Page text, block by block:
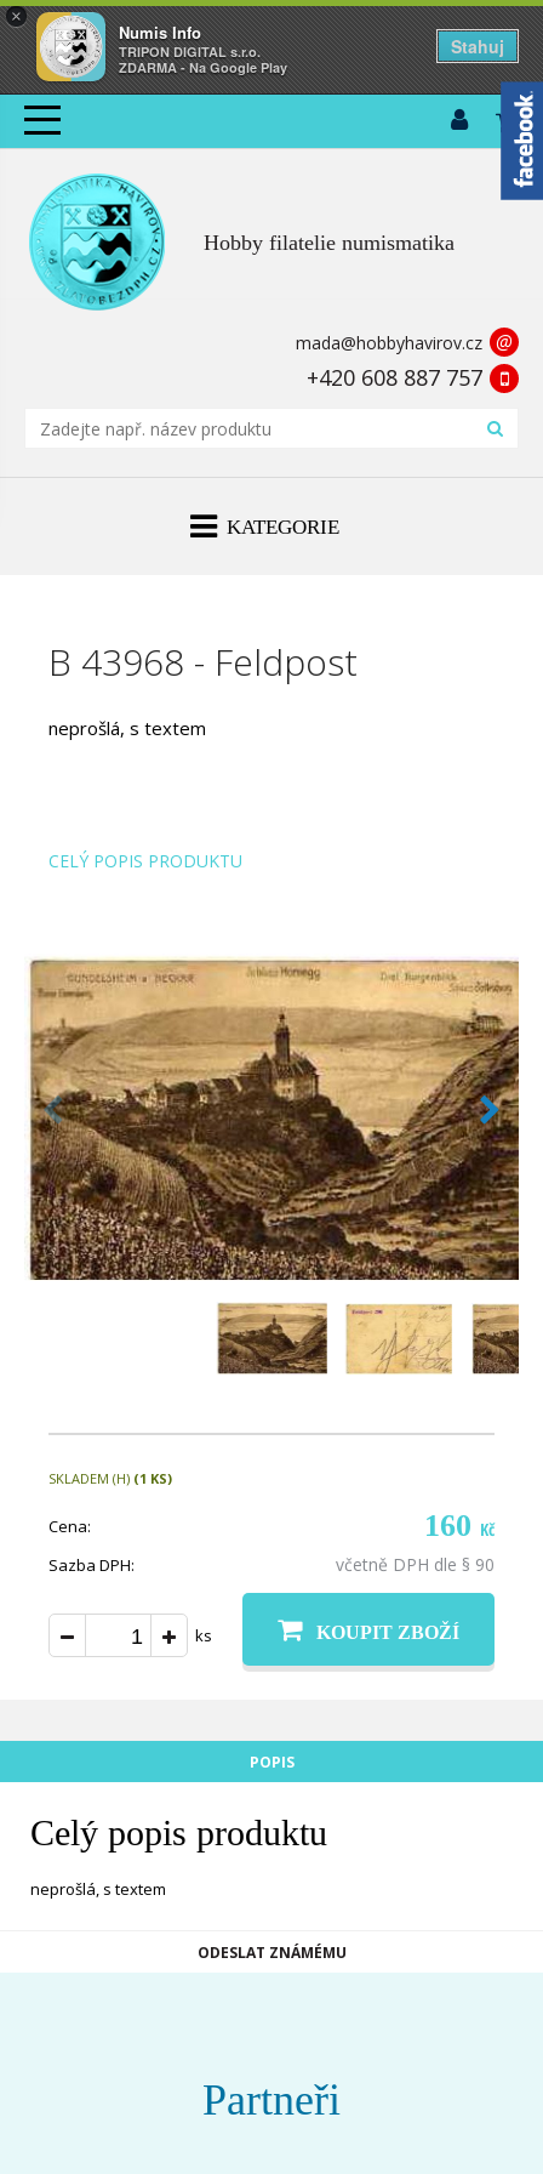
×
Numis Info
TRIPON DIGITAL s.r.o.
ZDARMA - Na Google Play
Stahuj
Hobby filatelie numismatika
mada@hobbyhavirov.cz @
+420 608 887 757
KATEGORIE
B 43968 - Feldpost
neprošlá, s textem
CELÝ POPIS PRODUKTU
SKLADEM (H) (1 KS)
Cena: 160 Kč
Sazba DPH: včetně DPH dle § 90
ks KOUPIT ZBOŽÍ
POPIS
Celý popis produktu
neprošlá, s textem
ODESLAT ZNÁMÉMU
Partneři